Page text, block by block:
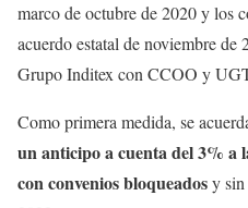
marco de octubre de 2020 y los
acuerdo estatal de noviembre
Grupo Inditex con CCOO y
Como primera medida, se
un anticipo a cuenta del 3% a
con convenios bloqueadosy sin